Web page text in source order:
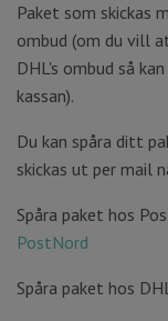
Paket som skickas
ombud (om du vill
DHL's ombud så
kassan).
Du kan spåra ditt
skickas ut per mail
Spåra paket hos
PostNord
Spåra paket hos